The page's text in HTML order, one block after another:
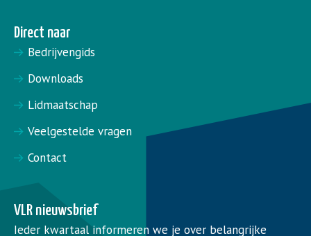
Direct naar
Bedrijvengids
Downloads
Lidmaatschap
Veelgestelde vragen
Contact
VLR nieuwsbrief
Ieder kwartaal informeren we je over belangrijke